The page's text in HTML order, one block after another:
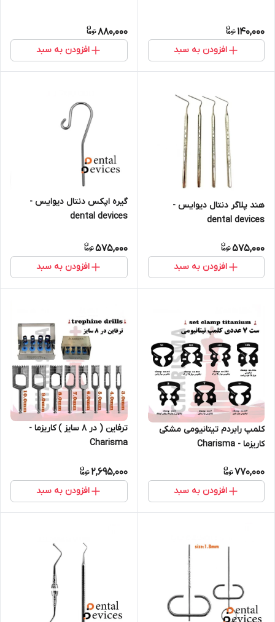
140,000
افزودن به سبد
880,000
افزودن به سبد
هند پلاگر دنتال دیوایس -
dental devices
575,000
افزودن به سبد
گیره اپکس دنتال دیوایس -
dental devices
575,000
افزودن به سبد
کلمپ رابردم تیتانیومی مشکی
کاریزما - Charisma
770,000
افزودن به سبد
ترفاین ( در 8 سایز ) کاریزما -
Charisma
2,695,000
افزودن به سبد